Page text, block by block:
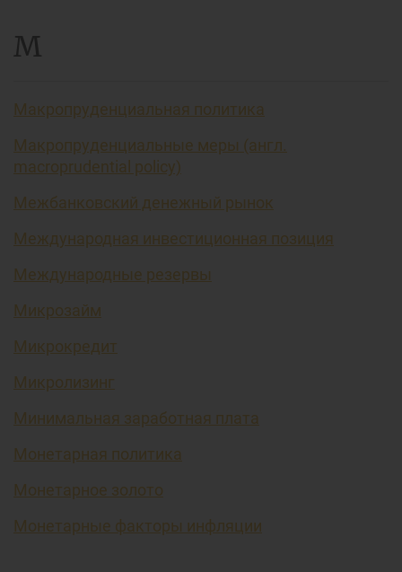
М
Макропруденциальная политика
Макропруденциальные меры (англ.
macroprudential policy)
Межбанковский денежный рынок
Международная инвестиционная позиция
Международные резервы
Микрозайм
Микрокредит
Микролизинг
Минимальная заработная плата
Монетарная политика
Монетарное золото
Монетарные факторы инфляции